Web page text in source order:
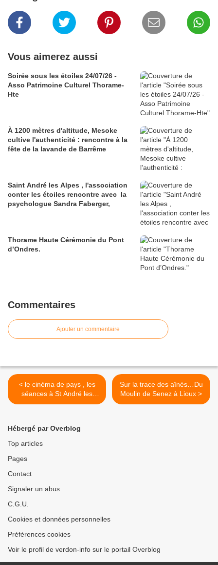
Vous aimerez aussi
Soirée sous les étoiles 24/07/26 -
Asso Patrimoine Culturel Thorame-
Hte
À 1200 mètres d'altitude, Mesoke
cultive l'authenticité : rencontre à la
fête de la lavande de Barrême
Saint André les Alpes , l'association
conter les étoiles rencontre avec la
psychologue Sandra Faberger,
Thorame Haute Cérémonie du Pont
d’Ondres.
Commentaires
Ajouter un commentaire
< le cinéma de pays , les
séances à St André les
Alpes ont repris
Sur la trace des aînés…Du
Moulin de Senez à Lioux >
Hébergé par Overblog
Top articles
Pages
Contact
Signaler un abus
C.G.U.
Cookies et données personnelles
Préférences cookies
Voir le profil de verdon-info sur le portail Overblog